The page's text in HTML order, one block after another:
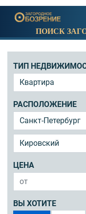
ПОИСК
ТИП
РАСПОЛОЖЕНИЕ
ЦЕНА
ВЫ ХОТИТЕ